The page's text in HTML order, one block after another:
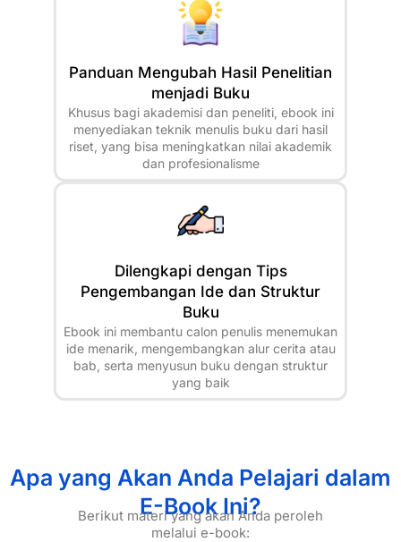
Panduan Mengubah Hasil Penelitian
menjadi Buku
Khusus bagi akademisi dan peneliti, ebook ini
menyediakan teknik menulis buku dari hasil
riset, yang bisa meningkatkan nilai akademik
dan profesionalisme
Dilengkapi dengan Tips
Pengembangan Ide dan Struktur
Buku
Ebook ini membantu calon penulis menemukan
ide menarik, mengembangkan alur cerita atau
bab, serta menyusun buku dengan struktur
yang baik
Apa yang Akan Anda Pelajari dalam
E-Book Ini?
Berikut materi yang akan Anda peroleh
melalui e-book: